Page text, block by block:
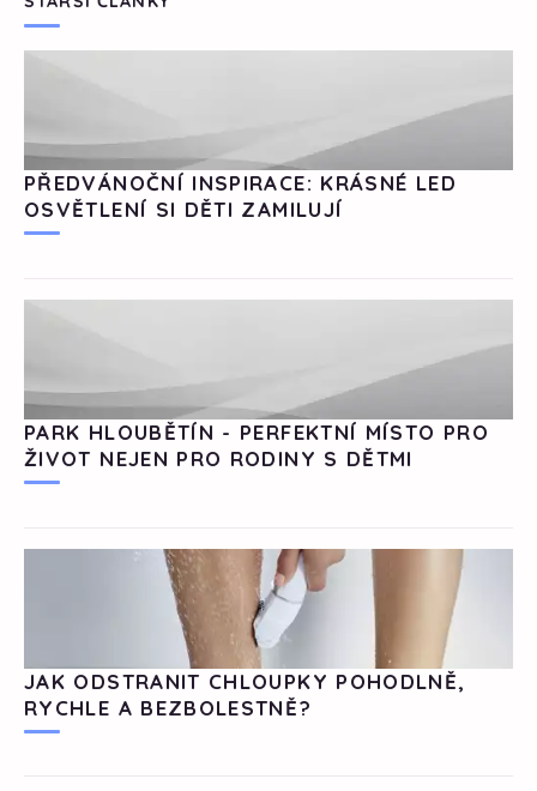
PŘEDVÁNOČNÍ INSPIRACE: KRÁSNÉ LED
OSVĚTLENÍ SI DĚTI ZAMILUJÍ
PARK HLOUBĚTÍN - PERFEKTNÍ MÍSTO PRO
ŽIVOT NEJEN PRO RODINY S DĚTMI
JAK ODSTRANIT CHLOUPKY POHODLNĚ,
RYCHLE A BEZBOLESTNĚ?